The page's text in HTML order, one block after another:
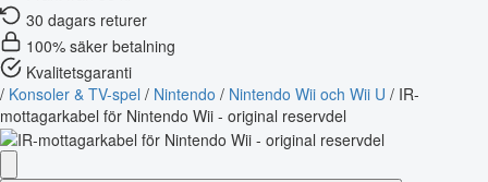
30 dagars returer
100% säker betalning
Kvalitetsgaranti
/ Konsoler & TV-spel / Nintendo / Nintendo Wii och Wii U / IR-
mottagarkabel för Nintendo Wii - original reservdel